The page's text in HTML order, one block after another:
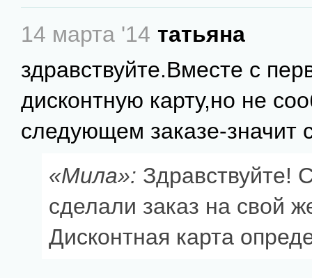
14 марта '14 татьяна
здравствуйте.Вместе с
дисконтную карту,но не
следующем заказе-значит
«Мила»: Здравствуйте!
сделали заказ на свой
Дисконтная карта